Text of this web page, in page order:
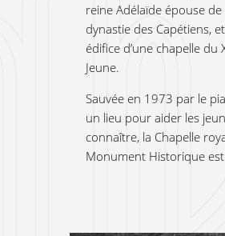
reine Adélaïde épouse
dynastie des Capétiens,
édifice d’une chapelle du
Jeune.
Sauvée en 1973 par le
un lieu pour aider les
connaître, la Chapelle
Monument Historique